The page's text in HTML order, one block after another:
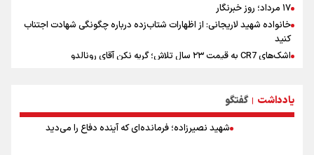
۱۷ مرداد؛ روز خبرنگار
خانواده شهید لاریجانی: از اظهارات شتاب‌زده درباره چگونگی شهادت اجتناب
کنید
اشک‌های CR7 به قیمت ۲۳ سال تلاش؛ گریه نکن آقای رونالدو
تلاش مدام برای زنده نگه داشتن هنر ایرانی
نصرتی: پاسخ بیرانوند سنخیتی با صحبت‌های علی دایی نداشت/
ملی‌پوشان نباید از خودشان تعریف کنند!
یادداشت | گفتگو
شهید نصیرزاده؛ فرمانده‌ای که آینده دفاع را می‌دید